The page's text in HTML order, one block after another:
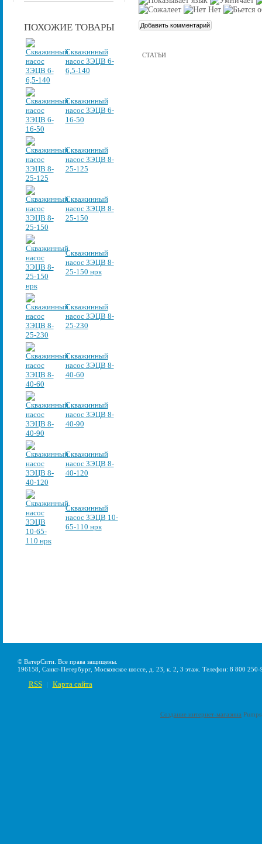
ПОХОЖИЕ ТОВАРЫ
Скважинный
насос 3ЭЦВ 6-
6,5-140
Скважинный
насос 3ЭЦВ 6-
16-50
Скважинный
насос 3ЭЦВ 8-
25-125
Скважинный
насос 3ЭЦВ 8-
25-150
Скважинный
насос 3ЭЦВ 8-
25-150 нрк
Скважинный
насос 3ЭЦВ 8-
25-230
Скважинный
насос 3ЭЦВ 8-
40-60
Скважинный
насос 3ЭЦВ 8-
40-90
Скважинный
насос 3ЭЦВ 8-
40-120
Скважинный
насос 3ЭЦВ 10-
65-110 нрк
СТАТЬИ
© ВатерСити. Все права защищены.
196158, Санкт-Петербург, Московское шоссе, д. 23, к. 2, 3 этаж. Телефон: 8 800
RSS Карта сайта
Создание интернет-магазина